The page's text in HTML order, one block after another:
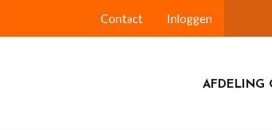
Contact Inloggen
AFDELING